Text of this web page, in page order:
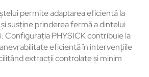
permite adaptarea eficientă la
susține prinderea fermă a dintelui
Configurația PHYSICK contribuie la
eficientă în intervențiile
extracții controlate și minim